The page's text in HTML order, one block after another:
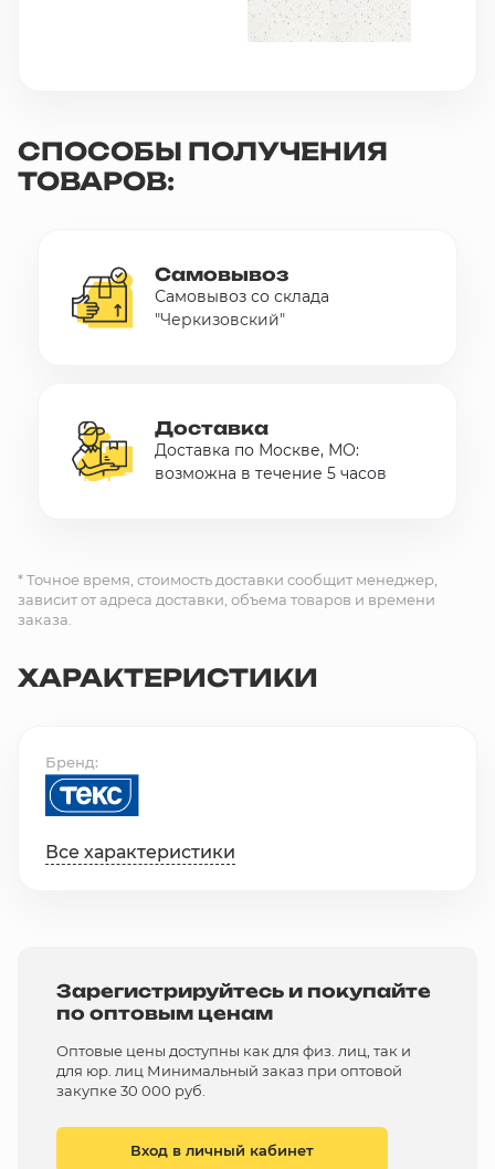
СПОСОБЫ ПОЛУЧЕНИЯ
ТОВАРОВ:
Самовывоз
Самовывоз со склада
"Черкизовский"
Доставка
Доставка по Москве, МО:
возможна в течение 5 часов
* Точное время, стоимость доставки сообщит менеджер,
зависит от адреса доставки, объема товаров и времени
заказа.
ХАРАКТЕРИСТИКИ
Бренд
Все характеристики
Зарегистрируйтесь и покупайте
по оптовым ценам
Оптовые цены доступны как для физ. лиц, так и
для юр. лиц Минимальный заказ при оптовой
закупке 30 000 руб.
Вход в личный кабинет